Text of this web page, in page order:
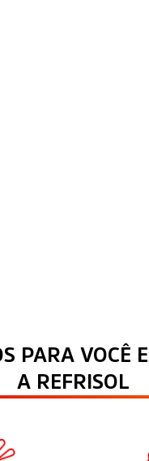
PARA VOCÊ
A REFRISOL